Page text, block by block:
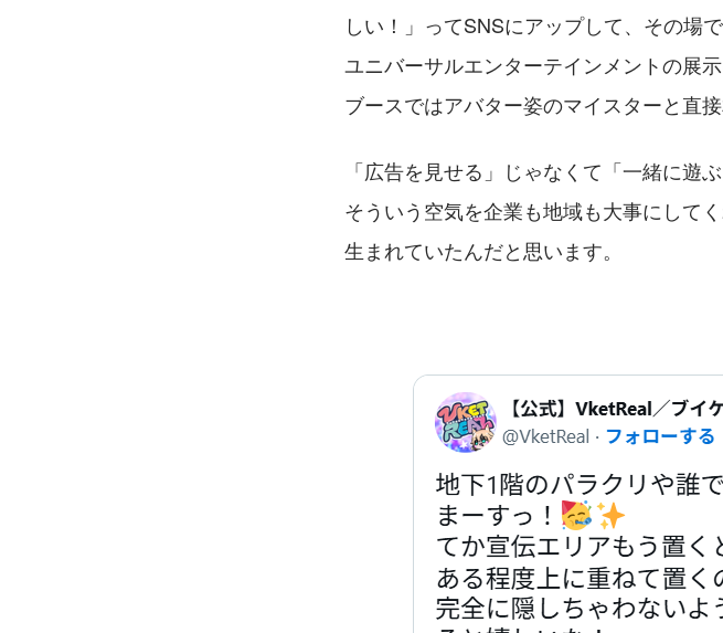
しい！」ってSNSにアップして、その場
ユニバーサルエンターテインメントの展
ブースではアバター姿のマイスターと直
「広告を見せる」じゃなくて「一緒に遊ぶ
そういう空気を企業も地域も大事にして
生まれていたんだと思います。